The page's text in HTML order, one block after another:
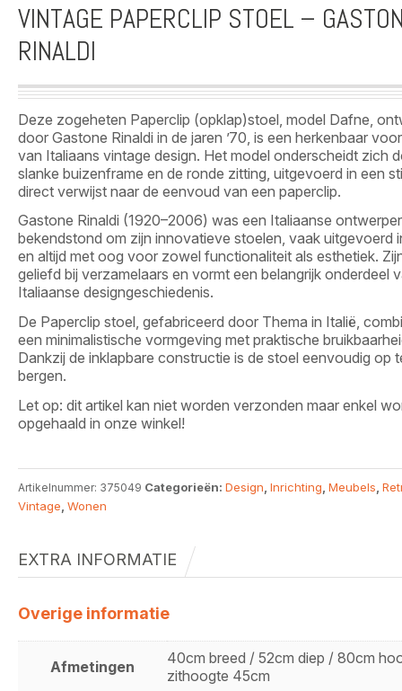
VINTAGE PAPERCLIP STOEL –
RINALDI
Deze zogeheten Paperclip (opklap)stoel, model Dafne,
door Gastone Rinaldi in de jaren ’70, is een herkenbaar
van Italiaans vintage design. Het model onderscheidt zich
slanke buizenframe en de ronde zitting, uitgevoerd in een
direct verwijst naar de eenvoud van een paperclip.
Gastone Rinaldi (1920–2006) was een Italiaanse
bekendstond om zijn innovatieve stoelen, vaak uitgevoerd
en altijd met oog voor zowel functionaliteit als esthetiek.
geliefd bij verzamelaars en vormt een belangrijk onderdeel
Italiaanse designgeschiedenis.
De Paperclip stoel, gefabriceerd door Thema in Italië,
een minimalistische vormgeving met praktische
Dankzij de inklapbare constructie is de stoel eenvoudig op
bergen.
Let op: dit artikel kan niet worden verzonden maar enkel
opgehaald in onze winkel!
Artikelnummer: 375049 Categorieën: Design Inrichting Meubels
Vintage Wonen
EXTRA INFORMATIE
Overige informatie
Afmetingen
40cm breed / 52cm diep / 80cm
zithoogte 45cm